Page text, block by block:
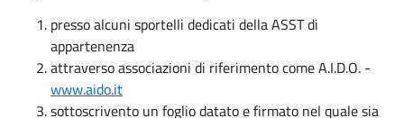
presso alcuni sportelli dedicati della ASST di
appartenenza
attraverso associazioni di riferimento come A.I.D.O. -
www.aido.it
sottoscrivento un foglio datato e firmato nel quale sia